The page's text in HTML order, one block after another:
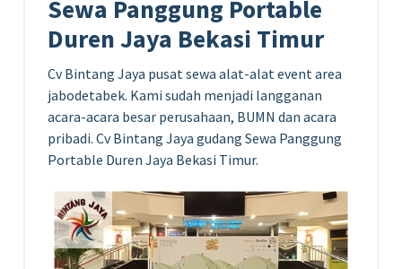
Sewa Panggung Portable
Duren Jaya Bekasi Timur
Cv Bintang Jaya pusat sewa alat-alat event area
jabodetabek. Kami sudah menjadi langganan
acara-acara besar perusahaan, BUMN dan acara
pribadi. Cv Bintang Jaya gudang Sewa Panggung
Portable Duren Jaya Bekasi Timur.